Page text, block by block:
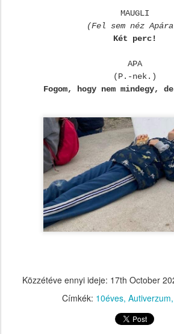
MAUGLI
(Fel sem néz
Két perc!
APA
(P.-nek.)
Fogom, hogy nem mindegy,
Közzétéve ennyi ideje: 17th October
Címkék: 10éves Autiverzum